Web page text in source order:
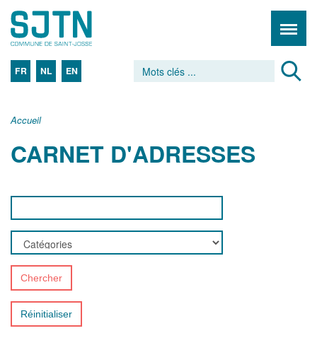
FR NL EN
Accueil
CARNET D'ADRESSES
Chercher
Réinitialiser